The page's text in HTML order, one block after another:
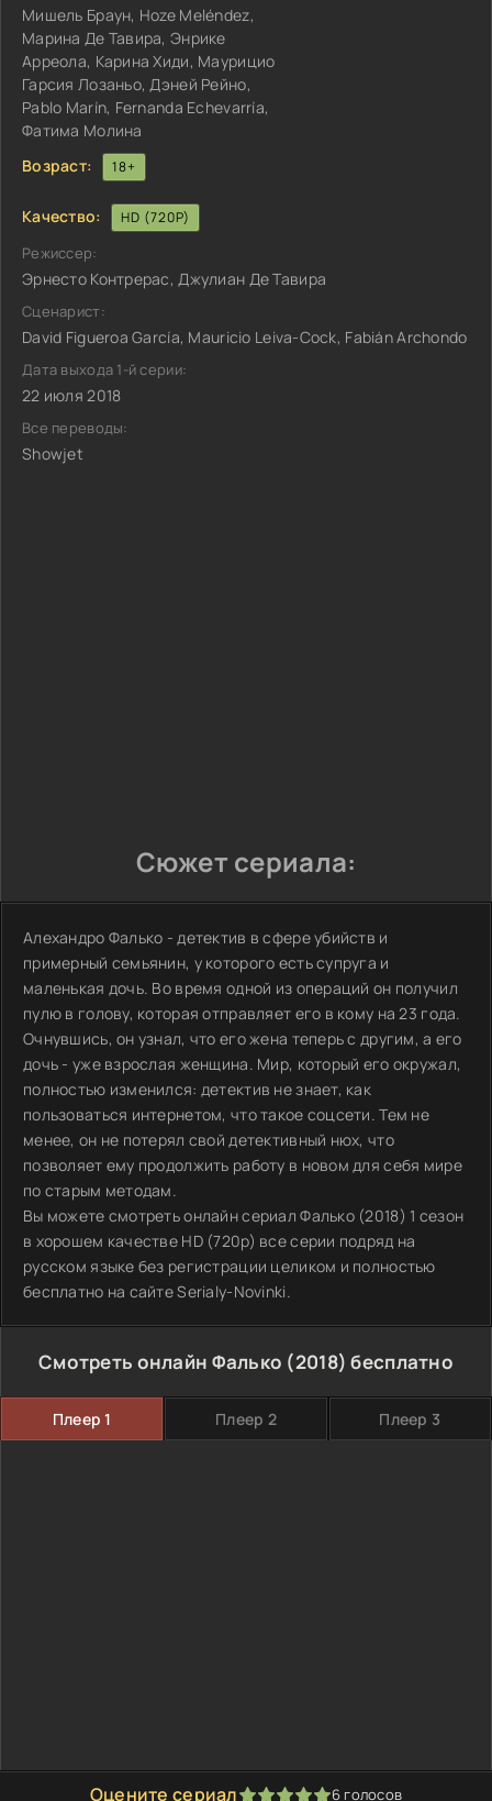
Мишель Браун, Hoze Meléndez,
Марина Де Тавира, Энрике
Арреола, Карина Хиди, Маурицио
Гарсия Лозаньо, Дэней Рейно,
Pablo Marín, Fernanda Echevarría,
Фатима Молина
Возраст:
18+
Качество: HD (720P)
Режиссер:
Эрнесто Контрерас, Джулиан Де Тавира
Сценарист:
David Figueroa García, Mauricio Leiva-Cock, Fabián Archondo
Дата выхода 1-й серии:
22 июля 2018
Все переводы:
Showjet
Сюжет сериала:
Алехандро Фалько - детектив в сфере убийств и
примерный семьянин, у которого есть супруга и
маленькая дочь. Во время одной из операций он получил
пулю в голову, которая отправляет его в кому на 23 года.
Очнувшись, он узнал, что его жена теперь с другим, а его
дочь - уже взрослая женщина. Мир, который его окружал,
полностью изменился: детектив не знает, как
пользоваться интернетом, что такое соцсети. Тем не
менее, он не потерял свой детективный нюх, что
позволяет ему продолжить работу в новом для себя мире
по старым методам.
Вы можете смотреть онлайн сериал Фалько (2018) 1 сезон
в хорошем качестве HD (720p) все серии подряд на
русском языке без регистрации целиком и полностью
бесплатно на сайте Serialy-Novinki.
Смотреть онлайн Фалько (2018) бесплатно
Плеер 1 Плеер 2 Плеер 3
Оцените сериал
1 2 3 4 5 6голосов